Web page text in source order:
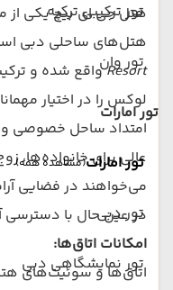
تور ترکیبی ترکیه
تور وان
تور امارات
تور امارات(مشاهده همه)
تور دبی
تور نمایشگاهی دبی
هتل جی ای بیچ یکی از
هتل‌های ساحلی دبی
Resortواقع شده و
لوکس را در اختیار
امتداد ساحل خصوصی و
عالی برای خانواده‌ها،
می‌خواهند در فضایی
در عین حال با دسترسی
امکانات اتاق‌ها:
اتاق‌ها و سوئیت‌های